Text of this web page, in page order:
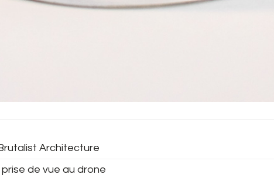
Architecture
de vue au drone